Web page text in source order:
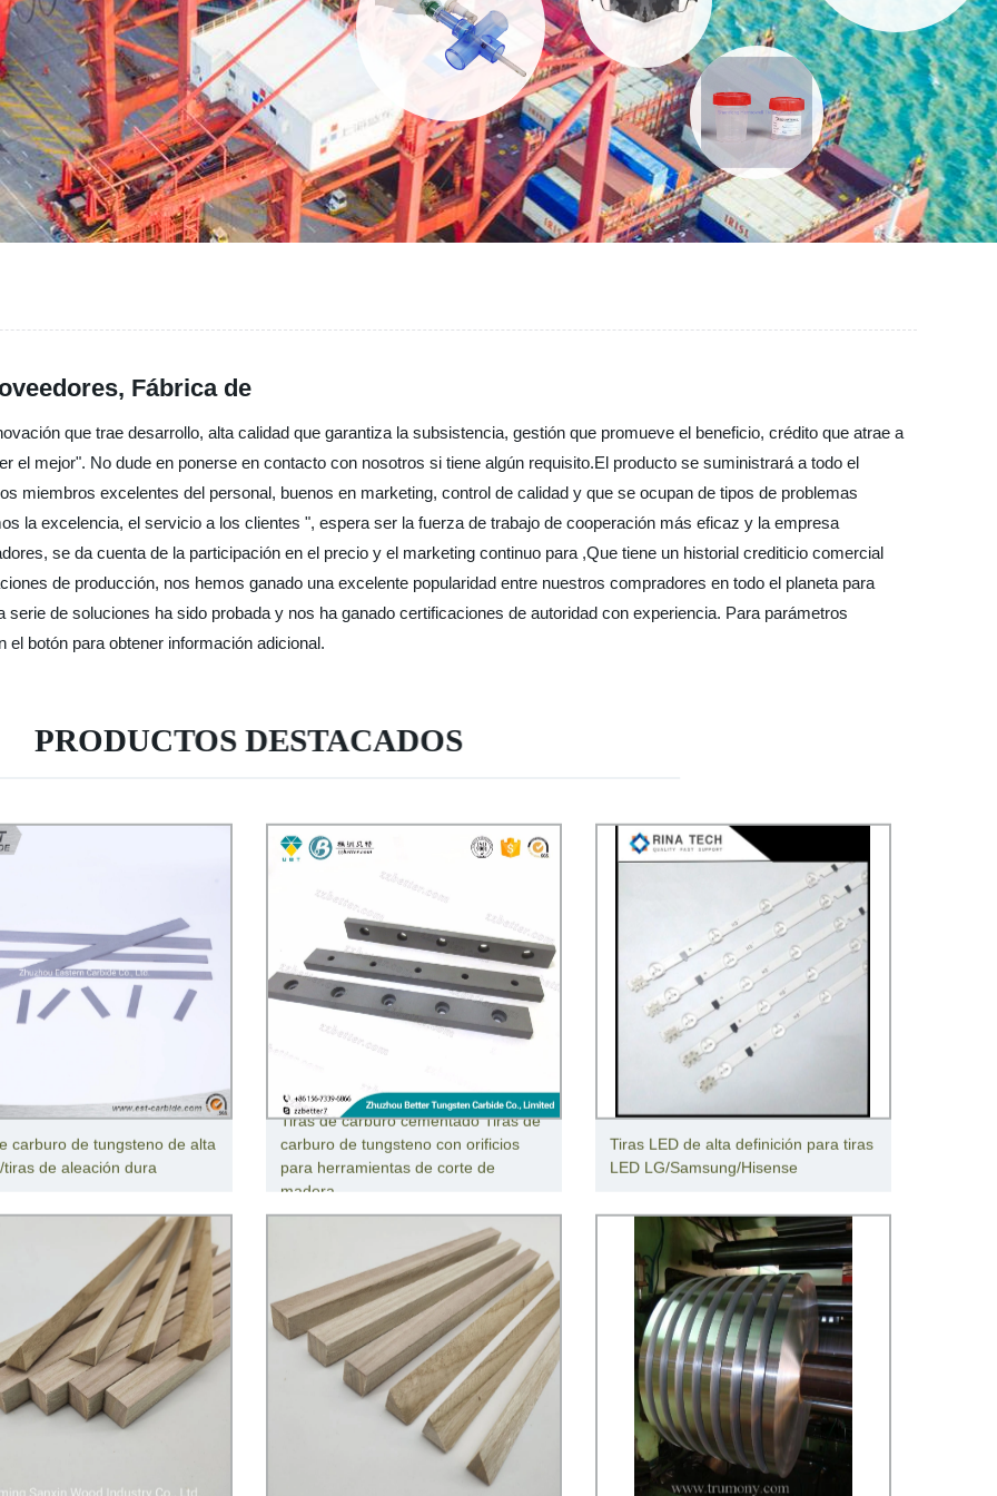
Fábrica de
que trae desarrollo, alta calidad que garantiza la subsistencia, gestión que promueve el beneficio, crédito que atrae a
el mejor". No dude en ponerse en contacto con nosotros si tiene algún requisito.El producto se suministrará a todo el
miembros excelentes del personal, buenos en marketing, control de calidad y que se ocupan de tipos de problemas
la excelencia, el servicio a los clientes ", espera ser la fuerza de trabajo de cooperación más eficaz y la empresa
se da cuenta de la participación en el precio y el marketing continuo para ,Que tiene un historial crediticio comercial
de producción, nos hemos ganado una excelente popularidad entre nuestros compradores en todo el planeta para
de soluciones ha sido probada y nos ha ganado certificaciones de autoridad con experiencia. Para parámetros
botón para obtener información adicional.
PRODUCTOS DESTACADOS
carburo de tungsteno de alta
tiras de aleación dura
Tiras de carburo cementado Tiras de
carburo de tungsteno con orificios
para herramientas de corte de
madera
Tiras LED de alta definición para tiras
LED LG/Samsung/Hisense